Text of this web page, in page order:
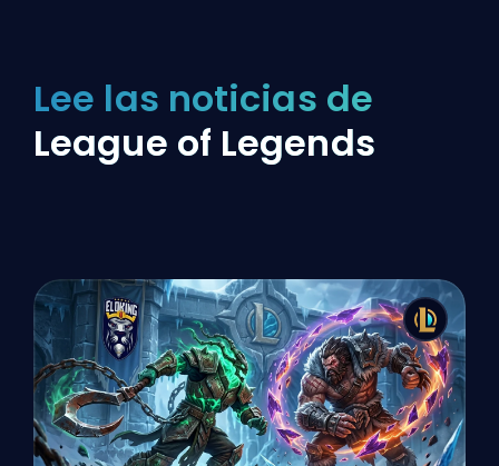
Lee las noticias de
League of Legends